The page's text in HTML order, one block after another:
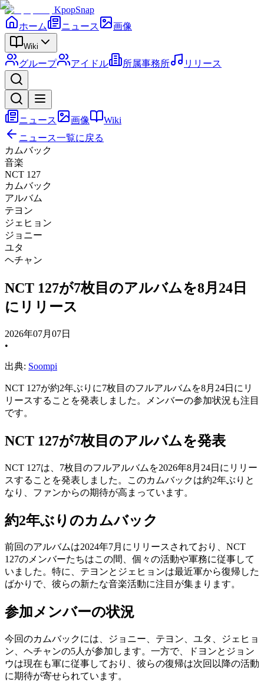
KpopSnap
ホーム
ニュース 画像
Wiki
グループ アイドル 所属事務所 リリース
ニュース 画像
Wiki
ニュース一覧に戻る
カムバック
音楽
NCT 127
カムバック
アルバム
テヨン
ジェヒョン
ジョニー
ユタ
ヘチャン
NCT 127が7枚目のアルバムを8月24日
にリリース
2026年07月07日
•
出典: Soompi
NCT 127が約2年ぶりに7枚目のフルアルバムを8月24日にリ
リースすることを発表しました。メンバーの参加状況も注目
です。
NCT 127が7枚目のアルバムを発表
NCT 127は、7枚目のフルアルバムを2026年8月24日にリリー
スすることを発表しました。このカムバックは約2年ぶりと
なり、ファンからの期待が高まっています。
約2年ぶりのカムバック
前回のアルバムは2024年7月にリリースされており、NCT
127のメンバーたちはこの間、個々の活動や軍務に従事して
いました。特に、テヨンとジェヒョンは最近軍から復帰した
ばかりで、彼らの新たな音楽活動に注目が集まります。
参加メンバーの状況
今回のカムバックには、ジョニー、テヨン、ユタ、ジェヒョ
ン、ヘチャンの5人が参加します。一方で、ドヨンとジョン
ウは現在も軍に従事しており、彼らの復帰は次回以降の活動
に期待が寄せられています。